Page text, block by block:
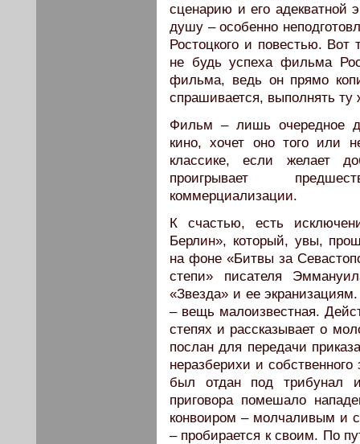
сценарию и его адекватной
душу – особенно
Ростоцкого и повестью. Вот
не будь успеха фильма
фильма, ведь он прямо
спрашивается, выполнять ту
Фильм – лишь очередное
кино, хочет оно того или
классике, если желает
проигрывает
коммерциализации.
К счастью, есть
Берлин», который, увы,
на фоне «Битвы за
степи» писателя
«Звезда» и ее
– вещь малоизвестная.
степях и рассказывает о
послан для передачи
неразберихи и
был отдан под трибунал
приговора помешало
конвоиром – молчаливым и
– пробирается к своим. По